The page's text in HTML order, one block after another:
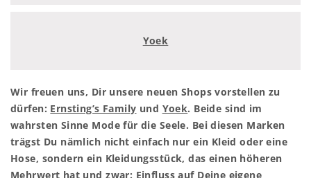
Yoek
Wir freuen uns, Dir unsere neuen Shops vorstellen zu
dürfen: Ernsting’s Family und Yoek. Beide sind im
wahrsten Sinne Mode für die Seele. Bei diesen Marken
trägst Du nämlich nicht einfach nur ein Kleid oder eine
Hose, sondern ein Kleidungsstück, das einen höheren
Mehrwert hat und zwar: Einfluss auf Deine eigene